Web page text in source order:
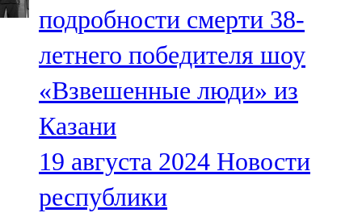
подробности смерти 38-
летнего победителя шоу
«Взвешенные люди» из
Казани
19 августа 2024 Новости
республики